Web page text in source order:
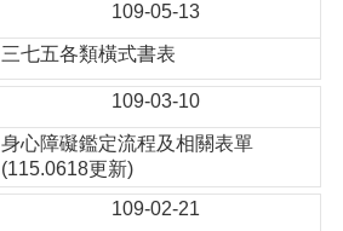
109-05-13
三七五各類橫式書表
109-03-10
身心障礙鑑定流程及相關表單
(115.0618更新)
109-02-21